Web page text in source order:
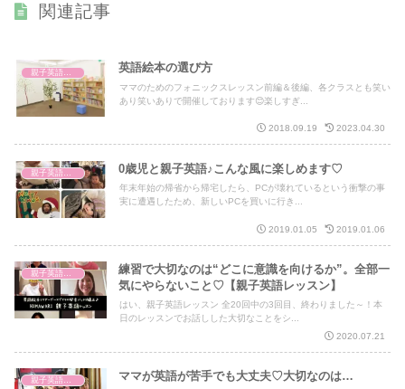
関連記事
英語絵本の選び方
ママのためのフォニックスレッスン前編＆後編、各クラスとも笑い
あり笑いありで開催しております😊楽しすぎ...
2018.09.19 2023.04.30
親子英語レッスン 0歳児と親子英語♪こんな風に楽しめます♡
年末年始の帰省から帰宅したら、PCが壊れているという衝撃の事
実に遭遇したため、新しいPCを買いに行き...
2019.01.05 2019.01.06
親子英語レッスン
練習で大切なのは“どこに意識を向けるか”。全部一
気にやらないこと♡【親子英語レッスン】
はい、親子英語レッスン 全20回中の3回目、終わりました～！本
日のレッスンでお話しした大切なことをシ...
2020.07.21
親子英語レッスン ママが英語が苦手でも大丈夫♡大切なのは…